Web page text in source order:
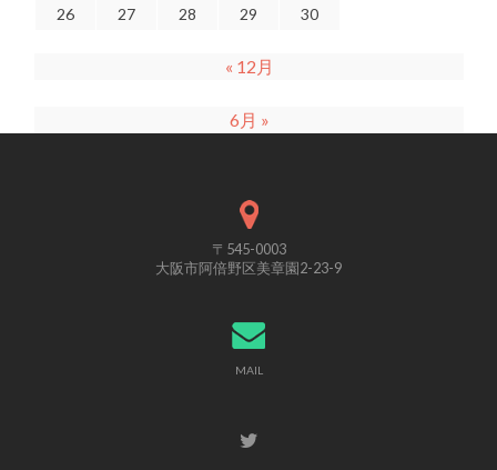
26
27 28 29 30
« 12月
6月 »
〒545-0003
大阪市阿倍野区美章園2-23-9
MAIL